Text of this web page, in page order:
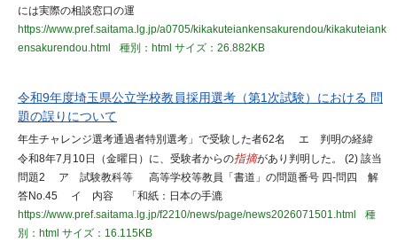
には実際の相談窓口の運
https://www.pref.saitama.lg.jp/a0705/kikakuteiankensakurendou/kikakuteiank
ensakurendou.html
種別：html サイズ：26.882KB
令和9年度埼玉県公立学校教員採用選考（第1次試験）における 問
題の誤りについて
年生チャレンジ選考通過者特別選考」で受験した者62名 エ 判明の経緯
令和8年7月10日（金曜日）に、受験者からの指摘があり判明した。 (2) 該当
問題2 ア 試験教科等 高等学校等教員「書道」の問題番号 四-問四 解
答No.45 イ 内容 「和紙：日本の手漉
https://www.pref.saitama.lg.jp/f2210/news/page/news2026071501.html
種
別：html サイズ：16.115KB